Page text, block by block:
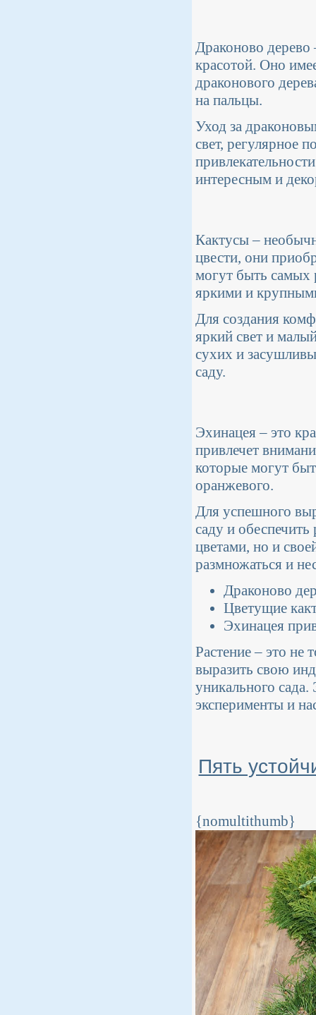
Драконово дерево
красотой. Оно
драконового
на пальцы.
Уход за
свет, регулярное
интересным и
Кактусы –
цвести, они
могут быть самых
яркими и
Для создания
яркий свет и
сухих и
саду.
Эхинацея – это
привлечет
которые могут
оранжевого.
Для успешного
саду и
цветами, но и
размножаться и
Драконово
Цветущие
Эхинацея
Растение – это не
выразить свою
уникального сада.
эксперименты и
Пять
{nomultithumb}